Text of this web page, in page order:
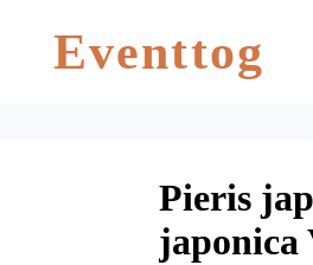
Eventtog
Pieris
japonica